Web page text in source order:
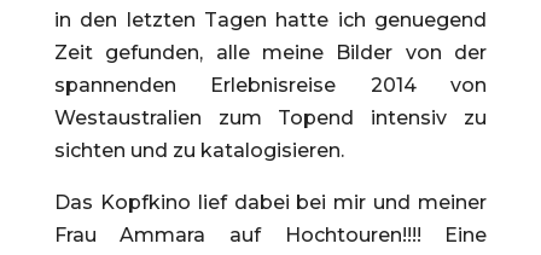
in den letzten Tagen hatte ich genuegend
Zeit gefunden, alle meine Bilder von der
spannenden Erlebnisreise 2014 von
Westaustralien zum Topend intensiv zu
sichten und zu katalogisieren.
Das Kopfkino lief dabei bei mir und meiner
Frau Ammara auf Hochtouren!!!! Eine